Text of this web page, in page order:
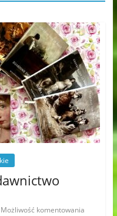
Możliwość komentowania